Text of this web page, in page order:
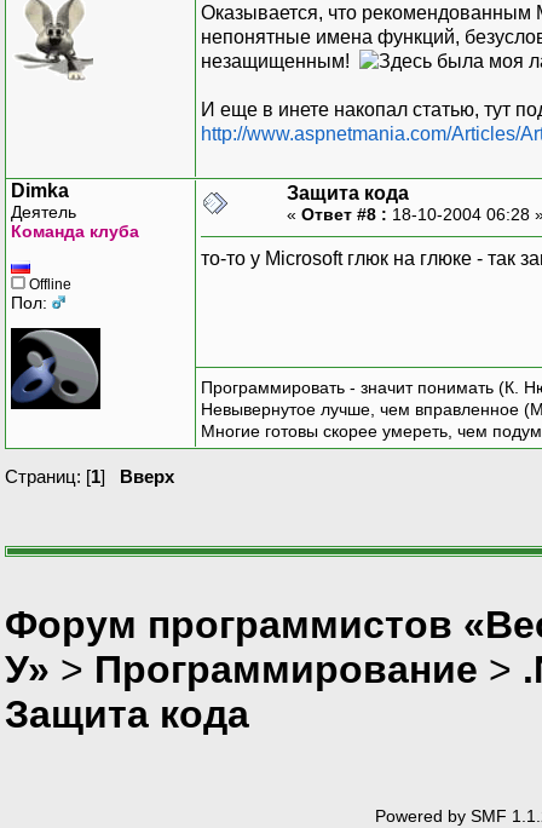
Оказывается, что рекомендованным
непонятные имена функций,
незащищенным!
И еще в инете накопал статью, тут
http://www.aspnetmania.com/Articles/
Dimka
Деятель
Команда клуба
Offline
Пол:
Защита кода
« Ответ #8 : 18-10-2004 06:28
то-то у Microsoft глюк на глюке - так
Программировать - значит понимать (К.
Невывернутое лучше, чем вправленное
Многие готовы скорее умереть, чем
Страниц: [1] Вверх
Форум программистов
У» > Программирование >
Защита кода
Powered by SMF